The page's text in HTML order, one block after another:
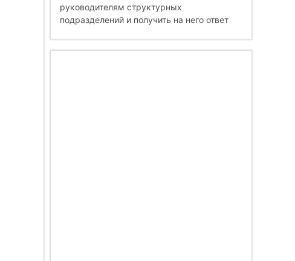
руководителям структурных
подразделений и получить на него ответ